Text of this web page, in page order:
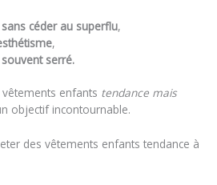
céder au superflu,
,
serré.
vêtements enfants tendance mais
objectif incontournable.
des vêtements enfants tendance à